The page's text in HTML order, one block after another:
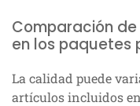
Comparación
en los paquetes
La calidad puede
artículos incluidos